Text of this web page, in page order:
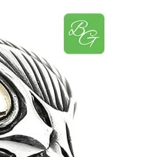
Add to
wishlist